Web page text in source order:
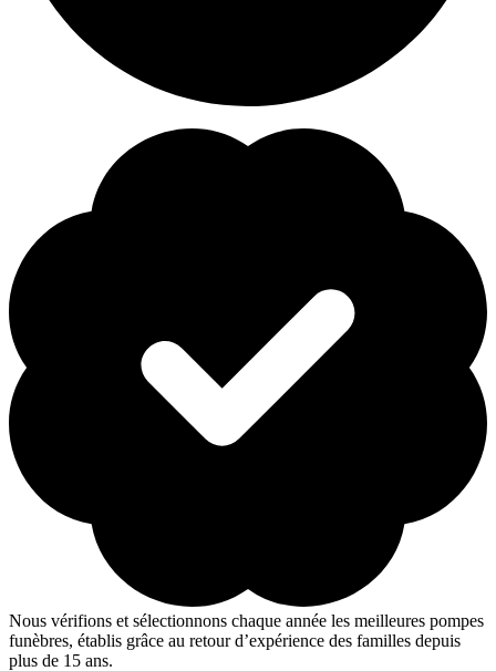
Nous vérifions et sélectionnons chaque année les meilleures pompes
funèbres, établis grâce au retour d’expérience des familles depuis
plus de 15 ans.